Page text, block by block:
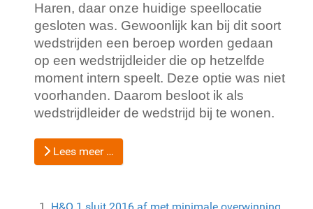
Haren, daar onze huidige speellocatie
gesloten was. Gewoonlijk kan bij dit soort
wedstrijden een beroep worden gedaan
op een wedstrijdleider die op hetzelfde
moment intern speelt. Deze optie was niet
voorhanden. Daarom besloot ik als
wedstrijdleider de wedstrijd bij te wonen.
Lees meer …